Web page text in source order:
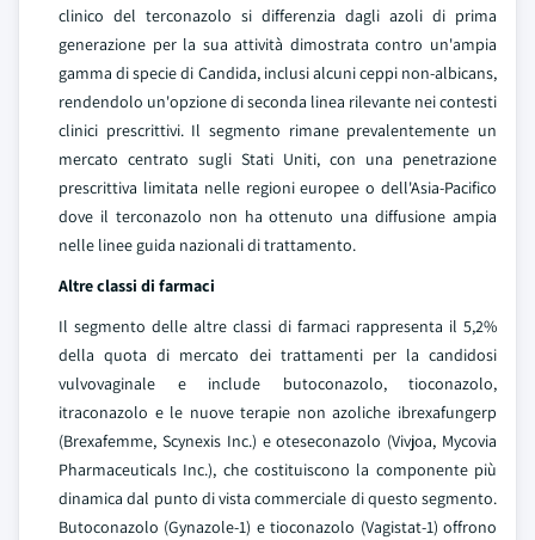
clinico del terconazolo si differenzia dagli azoli di prima
generazione per la sua attività dimostrata contro un'ampia
gamma di specie di Candida, inclusi alcuni ceppi non-albicans,
rendendolo un'opzione di seconda linea rilevante nei contesti
clinici prescrittivi. Il segmento rimane prevalentemente un
mercato centrato sugli Stati Uniti, con una penetrazione
prescrittiva limitata nelle regioni europee o dell'Asia-Pacifico
dove il terconazolo non ha ottenuto una diffusione ampia
nelle linee guida nazionali di trattamento.
Altre classi di farmaci
Il segmento delle altre classi di farmaci rappresenta il 5,2%
della quota di mercato dei trattamenti per la candidosi
vulvovaginale e include butoconazolo, tioconazolo,
itraconazolo e le nuove terapie non azoliche ibrexafungerp
(Brexafemme, Scynexis Inc.) e oteseconazolo (Vivjoa, Mycovia
Pharmaceuticals Inc.), che costituiscono la componente più
dinamica dal punto di vista commerciale di questo segmento.
Butoconazolo (Gynazole-1) e tioconazolo (Vagistat-1) offrono